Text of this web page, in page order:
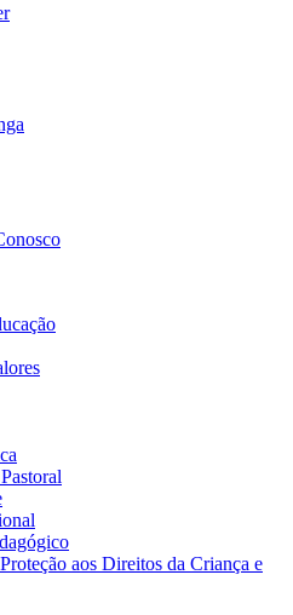
aos Direitos da Criança e